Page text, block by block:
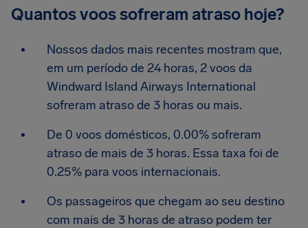
Quantos voos sofreram atraso hoje?
Nossos dados mais recentes mostram que,
em um período de 24 horas, 2 voos da
Windward Island Airways International
sofreram atraso de 3 horas ou mais.
De 0 voos domésticos, 0.00% sofreram
atraso de mais de 3 horas. Essa taxa foi de
0.25% para voos internacionais.
Os passageiros que chegam ao seu destino
com mais de 3 horas de atraso podem ter